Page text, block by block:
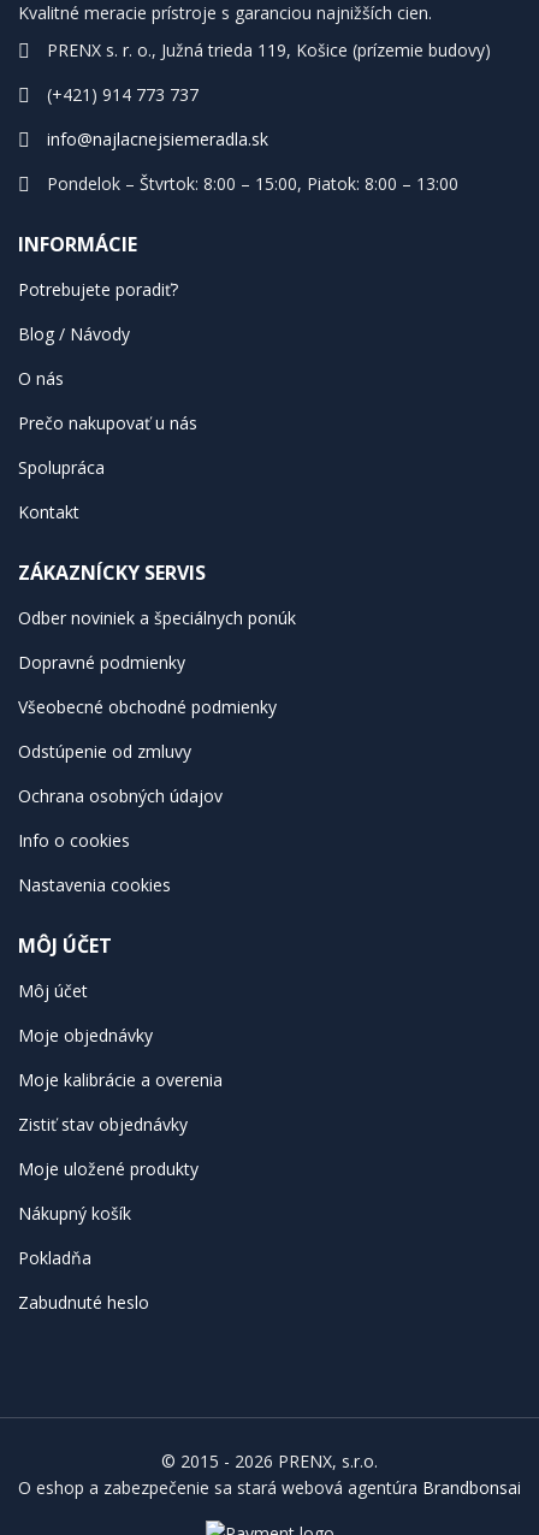
Kvalitné meracie prístroje s garanciou najnižších cien.
PRENX s. r. o., Južná trieda 119, Košice (prízemie budovy)
(+421) 914 773 737
info@najlacnejsiemeradla.sk
Pondelok – Štvrtok: 8:00 – 15:00, Piatok: 8:00 – 13:00
INFORMÁCIE
Potrebujete poradiť?
Blog / Návody
O nás
Prečo nakupovať u nás
Spolupráca
Kontakt
ZÁKAZNÍCKY SERVIS
Odber noviniek a špeciálnych ponúk
Dopravné podmienky
Všeobecné obchodné podmienky
Odstúpenie od zmluvy
Ochrana osobných údajov
Info o cookies
Nastavenia cookies
MÔJ ÚČET
Môj účet
Moje objednávky
Moje kalibrácie a overenia
Zistiť stav objednávky
Moje uložené produkty
Nákupný košík
Pokladňa
Zabudnuté heslo
© 2015 - 2026 PRENX, s.r.o.
O eshop a zabezpečenie sa stará webová agentúra Brandbonsai